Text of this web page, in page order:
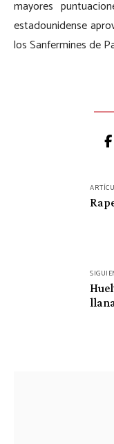
mayores
estadounidense
los Sanfermines de